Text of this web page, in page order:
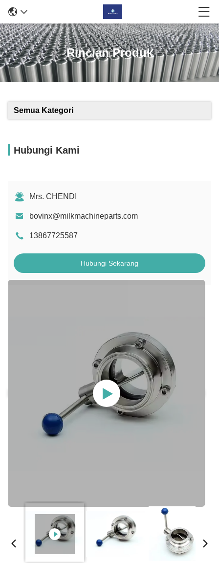
Rincian Produk
Semua Kategori
Hubungi Kami
Mrs. CHENDI
bovinx@milkmachineparts.com
13867725587
Hubungi Sekarang